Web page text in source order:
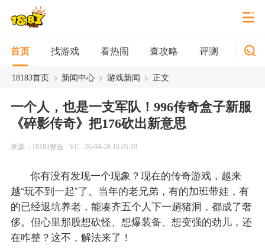
首页 找游戏 看热闹 查攻略 评测 新游
18183首页 > 新闻中心 > 游戏新闻 > 正文
一个人，也是一支军队！996传奇盒子新服
《碎影传奇》把176砍出新意思
来源：18183整合 VC 26-04-28 10:05:19
你有没有发现一个现象？现在的传奇游戏，越来
越“玩不到一起”了。当年的老兄弟，有的加班带娃，有
的已经退坑养老，能凑齐五个人下一趟猪洞，都成了奢
侈。但心里那股想砍怪、想爆装备、想变强的劲儿，还
在咋整？这不，解法来了！